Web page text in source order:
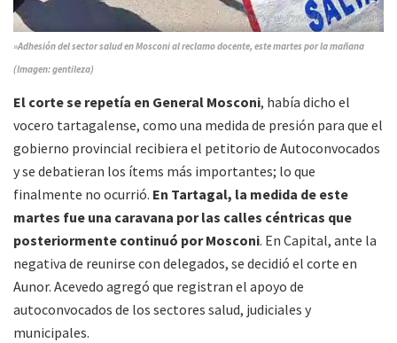
»Adhesión del sector salud en Mosconi al reclamo docente, este martes por la mañana
(Imagen: gentileza)
El corte se repetía en General Mosconi, había dicho el
vocero tartagalense, como una medida de presión para que el
gobierno provincial recibiera el petitorio de Autoconvocados
y se debatieran los ítems más importantes; lo que
finalmente no ocurrió. En Tartagal, la medida de este
martes fue una caravana por las calles céntricas que
posteriormente continuó por Mosconi. En Capital, ante la
negativa de reunirse con delegados, se decidió el corte en
Aunor. Acevedo agregó que registran el apoyo de
autoconvocados de los sectores salud, judiciales y
municipales.